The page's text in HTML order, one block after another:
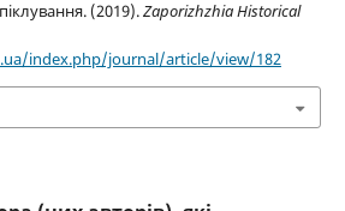
(2019).Zaporizhzhia Historical
index.php/journal/article/view/182